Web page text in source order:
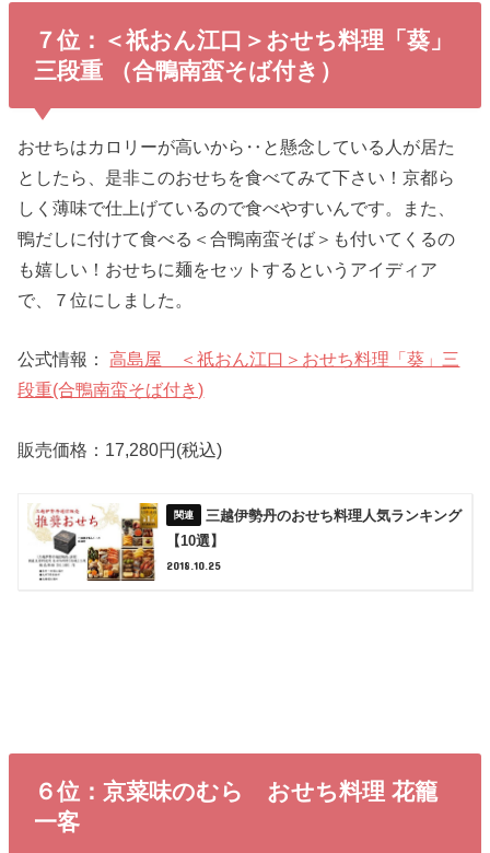
７位：＜祇おん江口＞おせち料理「葵」
三段重 （合鴨南蛮そば付き）
おせちはカロリーが高いから‥と懸念している人が居た
としたら、是非このおせちを食べてみて下さい！京都ら
しく薄味で仕上げているので食べやすいんです。また、
鴨だしに付けて食べる＜合鴨南蛮そば＞も付いてくるの
も嬉しい！おせちに麺をセットするというアイディア
で、７位にしました。
公式情報：高島屋 ＜祇おん江口＞おせち料理「葵」三
段重(合鴨南蛮そば付き)
販売価格：17,280円(税込)
三越伊勢丹のおせち料理人気ランキング
【10選】
2018.10.25
６位：京菜味のむら おせち料理 花籠
一客